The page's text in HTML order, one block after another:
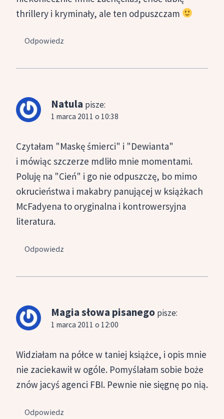
thrillery i kryminały, ale ten odpuszczam
Odpowiedz
Natula pisze:
1 marca 2011 o 10:38
Czytałam "Maskę śmierci" i "Dewianta"
i mówiąc szczerze mdliło mnie momentami.
Poluję na "Cień" i go nie odpuszczę, bo mimo
okrucieństwa i makabry panującej w książkach
McFadyena to oryginalna i kontrowersyjna
literatura.
Odpowiedz
Magia słowa pisanego pisze:
1 marca 2011 o 12:00
Widziałam na półce w taniej książce, i opis mnie
nie zaciekawił w ogóle. Pomyślałam sobie boże
znów jacyś agenci FBI. Pewnie nie sięgnę po nią.
Odpowiedz